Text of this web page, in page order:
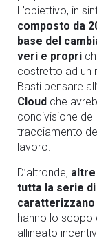
L’obiettivo, in
composto da
base del
veri e propri
costretto ad un
Basti pensare
Cloud che
condivisione
tracciamento
lavoro.
D’altronde,
tutta la serie
caratterizzano
hanno lo scopo
allineato